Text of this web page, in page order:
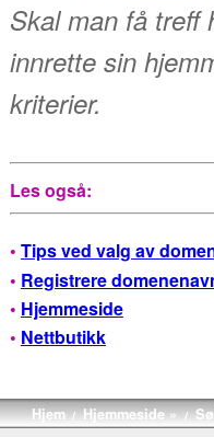
Skal man få treff
innrette sin
kriterier.
Les også:
• Tips ved valg av
• Registrere
• Hjemmeside
• Nettbutikk
Hjem / Hjemmeside » /